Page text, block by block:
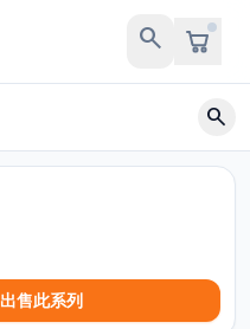
search
search
出售此系列